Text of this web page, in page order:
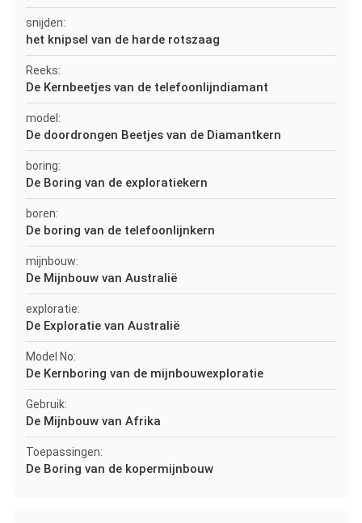
snijden:
het knipsel van de harde rotszaag
Reeks:
De Kernbeetjes van de telefoonlijndiamant
model:
De doordrongen Beetjes van de Diamantkern
boring:
De Boring van de exploratiekern
boren:
De boring van de telefoonlijnkern
mijnbouw:
De Mijnbouw van Australië
exploratie:
De Exploratie van Australië
Model No:
De Kernboring van de mijnbouwexploratie
Gebruik:
De Mijnbouw van Afrika
Toepassingen:
De Boring van de kopermijnbouw